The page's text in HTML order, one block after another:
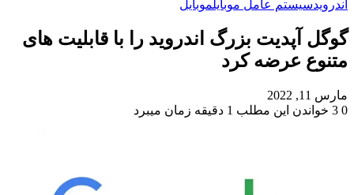
اندرویدسیستم عامل موبایلموبایل
گوگل آپدیت بزرگ اندروید را با قابلیت های
متنوع عرضه کرد
مارس 11, 2022
0
خواندن این مطلب 1 دقیقه زمان میبرد